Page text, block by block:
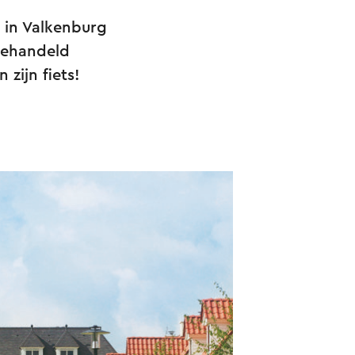
Valkenburg
zijn fiets!